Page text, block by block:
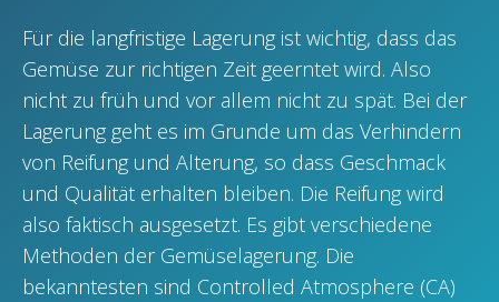
Für die langfristige Lagerung ist wichtig, dass das
Gemüse zur richtigen Zeit geerntet wird. Also
nicht zu früh und vor allem nicht zu spät. Bei der
Lagerung geht es im Grunde um das Verhindern
von Reifung und Alterung, so dass Geschmack
und Qualität erhalten bleiben. Die Reifung wird
also faktisch ausgesetzt. Es gibt verschiedene
Methoden der Gemüselagerung. Die
bekanntesten sind Controlled Atmosphere (CA)